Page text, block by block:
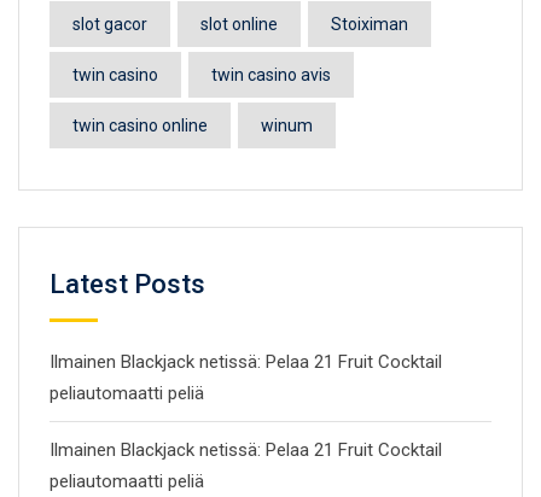
slot gacor slot online Stoiximan
twin casino twin casino avis
twin casino online winum
Latest Posts
Ilmainen Blackjack netissä: Pelaa 21 Fruit Cocktail
peliautomaatti peliä
Ilmainen Blackjack netissä: Pelaa 21 Fruit Cocktail
peliautomaatti peliä